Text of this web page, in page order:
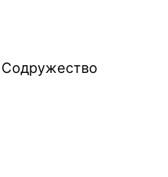
Содружество